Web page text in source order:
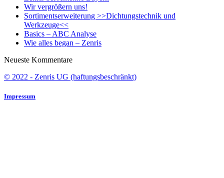
Wir vergrößern uns!
Sortimentserweiterung >>Dichtungstechnik und
Werkzeuge<<
Basics – ABC Analyse
Wie alles began – Zenris
Neueste Kommentare
© 2022 - Zenris UG (haftungsbeschränkt)
Impressum